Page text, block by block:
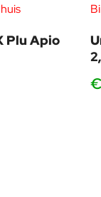
Design
Plu Apio